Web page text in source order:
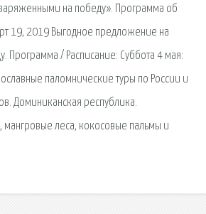
на победу». Программа об
19, 2019 Выгодное предложение на
Программа / Расписание: Суббота 4 мая:
паломнические туры по России и
Доминиканская республика.
леса, кокосовые пальмы и